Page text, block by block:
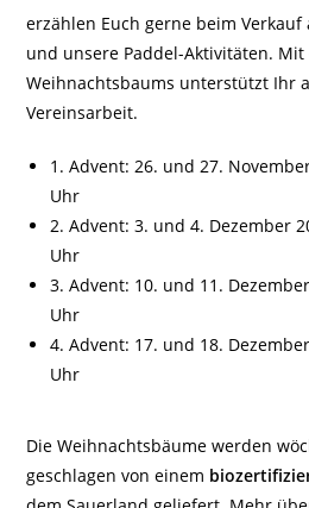
erzählen Euch gerne beim
und unsere Paddel-Aktivitäten. Mit
Weihnachtsbaums unterstützt Ihr
Vereinsarbeit.
1. Advent: 26. und 27.
Uhr
2. Advent: 3. und 4. Dezember
Uhr
3. Advent: 10. und 11.
Uhr
4. Advent: 17. und 18.
Uhr
Die Weihnachtsbäume werden
geschlagen von einem